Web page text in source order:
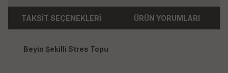
TAKSİT SEÇENEKLERİ ÜRÜN YORUMLARI
Beyin Şekilli Stres Topu